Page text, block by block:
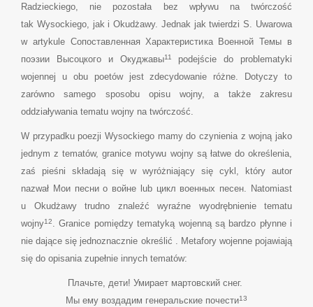
Radzieckiego, nie pozostała bez wpływu na twórczość
tak Wysockiego, jak i Okudżawy. Jednak jak twierdzi S. Uwarowa
w artykule Сопоставленная Характеристика Военной Темы в
поэзии Высоцкого и Окуджавы11
podejście do problematyki
wojennej u obu poetów jest zdecydowanie różne. Dotyczy to
zarówno samego sposobu opisu wojny, a także zakresu
oddziaływania tematu wojny na twórczość.
W przypadku poezji Wysockiego mamy do czynienia z wojną jako
jednym z tematów, granice motywu wojny są łatwe do określenia,
zaś pieśni składają się w wyróżniający się cykl, który autor
nazwał Мои песни о войне lub цикл военных песен. Natomiast
u Okudżawy trudno znaleźć wyraźne wyodrębnienie tematu
wojny12. Granice pomiędzy tematyką wojenną są bardzo płynne i
nie dające się jednoznacznie określić . Metafory wojenne pojawiają
się do opisania zupełnie innych tematów:
Плачьте, дети! Умирает мартовский снег.
Мы ему воздадим генеральские почести13